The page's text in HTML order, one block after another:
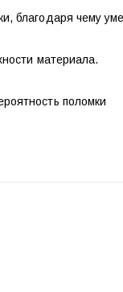
благодаря чему
материала.
поломки